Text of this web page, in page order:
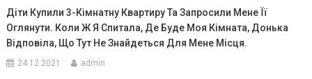
Діти Купили 3-Кімнатну Квартиру Та Запросили Мене Її
Оглянути. Коли Ж Я Спитала, Де Буде Моя Кімната, Донька
Відповіла, Що Тут Не Знайдеться Для Мене Місця.
24.12.2021 admin